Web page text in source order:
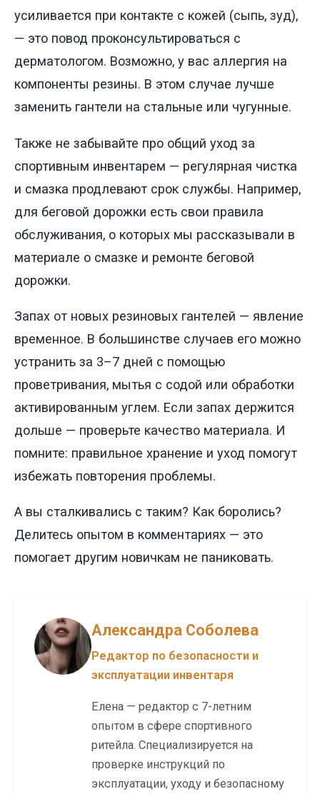
усиливается при контакте с кожей (сыпь, зуд),
— это повод проконсультироваться с
дерматологом. Возможно, у вас аллергия на
компоненты резины. В этом случае лучше
заменить гантели на стальные или чугунные.
Также не забывайте про общий уход за
спортивным инвентарем — регулярная чистка
и смазка продлевают срок службы. Например,
для беговой дорожки есть свои правила
обслуживания, о которых мы рассказывали в
материале о смазке и ремонте беговой
дорожки.
Запах от новых резиновых гантелей — явление
временное. В большинстве случаев его можно
устранить за 3–7 дней с помощью
проветривания, мытья с содой или обработки
активированным углем. Если запах держится
дольше — проверьте качество материала. И
помните: правильное хранение и уход помогут
избежать повторения проблемы.
А вы сталкивались с таким? Как боролись?
Делитесь опытом в комментариях — это
помогает другим новичкам не паниковать.
Александра Соболева
Редактор по безопасности и
эксплуатации инвентаря
Елена — редактор с 7-летним
опытом в сфере спортивного
ритейла. Специализируется на
проверке инструкций по
эксплуатации, уходу и безопасному